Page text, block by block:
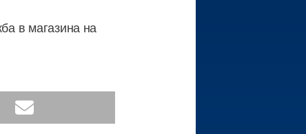
в магазина на